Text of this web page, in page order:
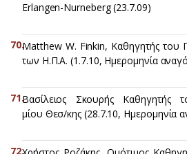
Erlangen-Nurneberg (23.7.09)
Matthew W. Finkin, Καθηγητής του
των Η.Π.Α. (1.7.10, Ημερομηνία
Βασίλειος Σκουρής Καθηγητής
μίου Θεσ/κης (28.7.10, Ημερομηνία